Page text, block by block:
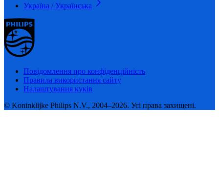
Україна / Українська
Повідомлення про конфіденційність
Правила використання сайту
Налаштування куків
© Koninklijke Philips N.V., 2004–2026. Усі права захищені.